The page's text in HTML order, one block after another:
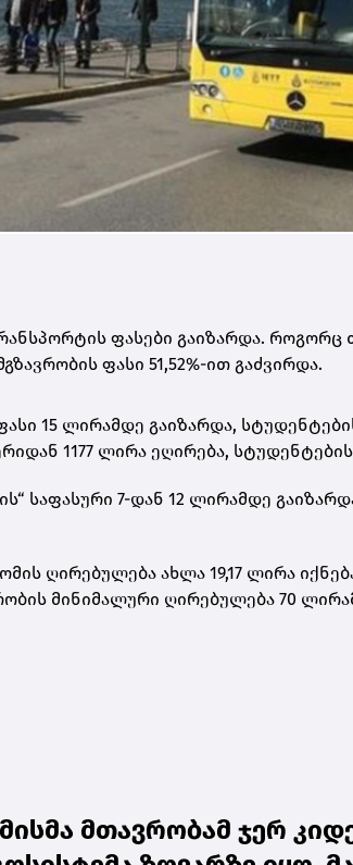
ფასები გაიზარდა. როგორც
ფასი 51,52%-ით გაძვირდა.
15 ლირამდე გაიზარდა,
1177 ლირა ეღირება,
საფასური 7-დან 12 ლირამდე
ღირებულება ახლა 19,17 ლირა
მინიმალური ღირებულება 70
მთავრობამ ჯერ